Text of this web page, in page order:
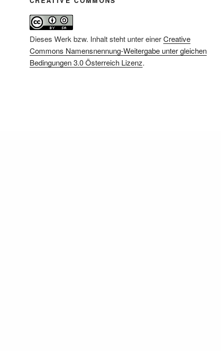
Dieses Werk bzw. Inhalt steht unter einerCreative
Commons Namensnennung-Weitergabe unter gleichen
Bedingungen 3.0 Österreich Lizenz.